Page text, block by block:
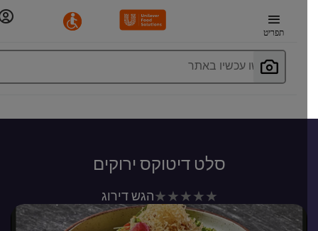
תפריט
חפשו עכשיו באתר
סלט דיטוקס ירוקים
לא
נשלחו
הגש דירוג